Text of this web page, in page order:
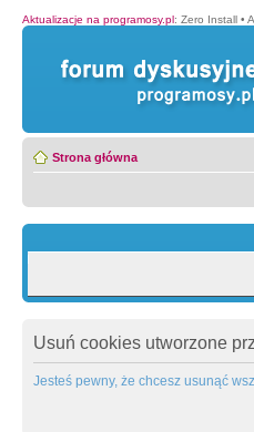
Aktualizacje na programosy.pl: Zero Install •
Strona główna
Usuń cookies utworzone
Jesteś pewny, że chcesz usunąć